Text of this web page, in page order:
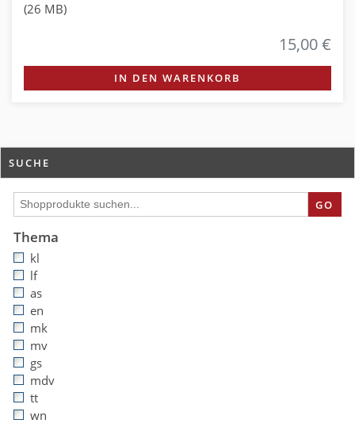
(26 MB)
15,00 €
IN DEN WARENKORB
SUCHE
GO
Thema
kl
lf
as
en
mk
mv
gs
mdv
tt
wn